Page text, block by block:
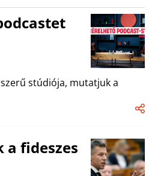
stúdiója, mutatjuk a
a fideszes